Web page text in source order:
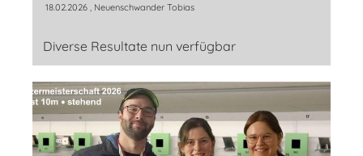
18.02.2026 , Neuenschwander Tobias
Diverse Resultate nun verfügbar